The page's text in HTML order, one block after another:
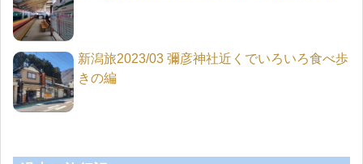
新潟旅2023/03 彌彦神社近くでいろいろ食べ歩
きの編